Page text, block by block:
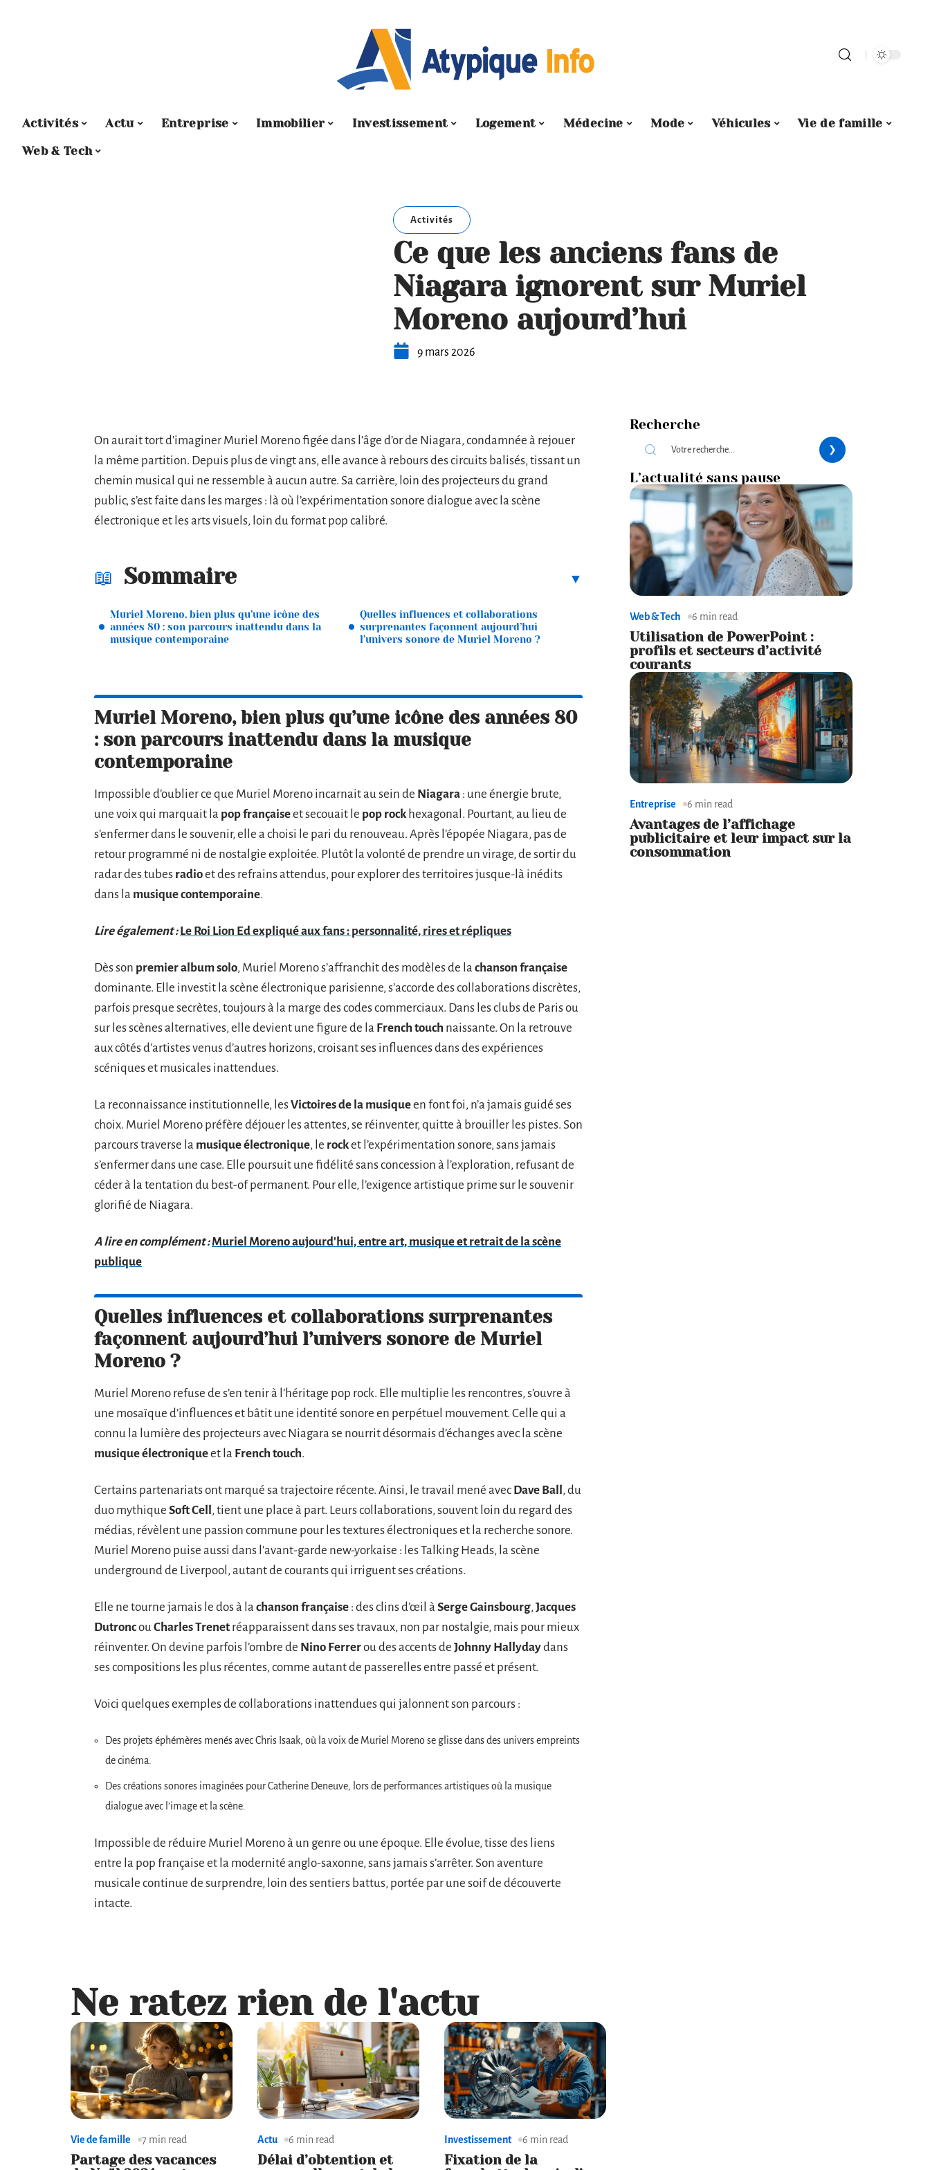
Activités Actu Entreprise Immobilier Investissement Logement Médecine Mode Véhicules
Vie de famille
Web & Tech
Activités
Ce que les anciens fans de
Niagara ignorent sur Muriel
Moreno aujourd’hui
9 mars 2026
On aurait tort d’imaginer Muriel Moreno figée dans l’âge d’or de Niagara, condamnée à rejouer
la même partition. Depuis plus de vingt ans, elle avance à rebours des circuits balisés, tissant un
chemin musical qui ne ressemble à aucun autre. Sa carrière, loin des projecteurs du grand
public, s’est faite dans les marges : là où l’expérimentation sonore dialogue avec la scène
électronique et les arts visuels, loin du format pop calibré.
Sommaire
Muriel Moreno, bien plus qu’une icône des
années 80 : son parcours inattendu dans la
musique contemporaine
Quelles influences et collaborations
surprenantes façonnent aujourd’hui
l’univers sonore de Muriel Moreno ?
Muriel Moreno, bien plus qu’une icône des années 80
: son parcours inattendu dans la musique
contemporaine
Impossible d’oublier ce que Muriel Moreno incarnait au sein de Niagara : une énergie brute,
une voix qui marquait la pop françaiseet secouait le pop rock hexagonal. Pourtant, au lieu de
s’enfermer dans le souvenir, elle a choisi le pari du renouveau. Après l’épopée Niagara, pas de
retour programmé ni de nostalgie exploitée. Plutôt la volonté de prendre un virage, de sortir du
radar des tubes radioet des refrains attendus, pour explorer des territoires jusque-là inédits
dans la musique contemporaine.
Lire également : Le Roi Lion Ed expliqué aux fans : personnalité, rires et répliques
Dès son premier album solo, Muriel Moreno s’affranchit des modèles de la chanson française
dominante. Elle investit la scène électronique parisienne, s’accorde des collaborations discrètes,
parfois presque secrètes, toujours à la marge des codes commerciaux. Dans les clubs de Paris ou
sur les scènes alternatives, elle devient une figure de la French touch naissante. On la retrouve
aux côtés d’artistes venus d’autres horizons, croisant ses influences dans des expériences
scéniques et musicales inattendues.
La reconnaissance institutionnelle, lesVictoires de la musiqueen font foi, n’a jamais guidé ses
choix. Muriel Moreno préfère déjouer les attentes, se réinventer, quitte à brouiller les pistes. Son
parcours traverse la musique électronique, le rocket l’expérimentation sonore, sans jamais
s’enfermer dans une case. Elle poursuit une fidélité sans concession à l’exploration, refusant de
céder à la tentation du best-of permanent. Pour elle, l’exigence artistique prime sur le souvenir
glorifié de Niagara.
A lire en complément : Muriel Moreno aujourd'hui, entre art, musique et retrait de la scène
publique
Quelles influences et collaborations surprenantes
façonnent aujourd’hui l’univers sonore de Muriel
Moreno ?
Muriel Moreno refuse de s’en tenir à l’héritage pop rock. Elle multiplie les rencontres, s’ouvre à
une mosaïque d’influences et bâtit une identité sonore en perpétuel mouvement. Celle qui a
connu la lumière des projecteurs avec Niagara se nourrit désormais d’échanges avec la scène
musique électroniqueet la French touch.
Certains partenariats ont marqué sa trajectoire récente. Ainsi, le travail mené avec Dave Ball, du
duo mythique Soft Cell, tient une place à part. Leurs collaborations, souvent loin du regard des
médias, révèlent une passion commune pour les textures électroniques et la recherche sonore.
Muriel Moreno puise aussi dans l’avant-garde new-yorkaise : les Talking Heads, la scène
underground de Liverpool, autant de courants qui irriguent ses créations.
Elle ne tourne jamais le dos à la chanson française : des clins d’œil à Serge Gainsbourg, Jacques
Dutroncou Charles Trenetréapparaissent dans ses travaux, non par nostalgie, mais pour mieux
réinventer. On devine parfois l’ombre de Nino Ferrerou des accents de Johnny Hallydaydans
ses compositions les plus récentes, comme autant de passerelles entre passé et présent.
Voici quelques exemples de collaborations inattendues qui jalonnent son parcours :
Des projets éphémères menés avec Chris Isaak, où la voix de Muriel Moreno se glisse dans des univers empreints
de cinéma.
Des créations sonores imaginées pour Catherine Deneuve, lors de performances artistiques où la musique
dialogue avec l’image et la scène.
Impossible de réduire Muriel Moreno à un genre ou une époque. Elle évolue, tisse des liens
entre la pop française et la modernité anglo-saxonne, sans jamais s’arrêter. Son aventure
musicale continue de surprendre, loin des sentiers battus, portée par une soif de découverte
intacte.
Ne ratez rien de l'actu
Vie de famille 7 min read
Partage des vacances
Actu 6 min read
Délai d’obtention et
Investissement 6 min read
Fixation de la
Recherche
L’actualité sans pause
Web & Tech 6 min read
Utilisation de PowerPoint :
profils et secteurs d’activité
courants
Entreprise 6 min read
Avantages de l’affichage
publicitaire et leur impact sur la
consommation